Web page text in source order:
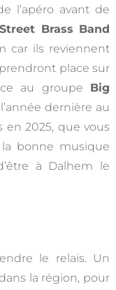
l’apéro avant de
Brass Band
car ils reviennent
place sur
au groupe Big
dernière au
en 2025, que vous
bonne musique
à Dalhem le
le relais. Un
la région, pour